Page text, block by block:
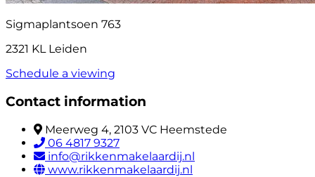
Sigmaplantsoen 763
2321 KL Leiden
Schedule a viewing
Contact information
Meerweg 4, 2103 VC Heemstede
06 4817 9327
info@rikkenmakelaardij.nl
www.rikkenmakelaardij.nl